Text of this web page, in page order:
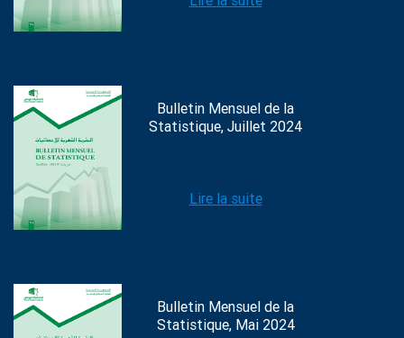
Bulletin Mensuel de la
Statistique, Juillet 2024
Lire la suite
Bulletin Mensuel de la
Statistique, Mai 2024